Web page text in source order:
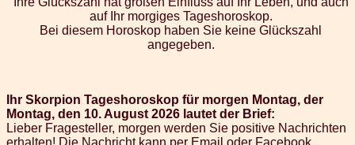
auf Ihr morgiges Tageshoroskop.
Bei diesem Horoskop haben Sie keine Glückszahl
angegeben.
Ihr Skorpion Tageshoroskop für morgen Montag, der
Montag, den 10. August 2026 lautet der Brief:
Lieber Fragesteller, morgen werden Sie positive Nachrichten
erhalten! Die Nachricht kann per Email oder Facebook